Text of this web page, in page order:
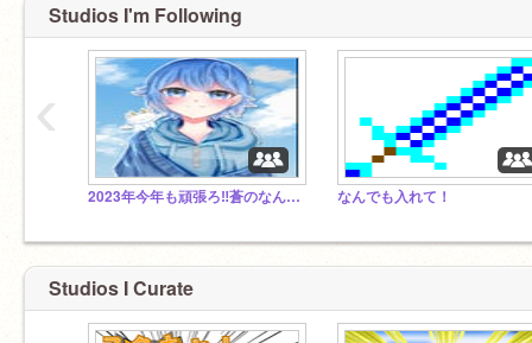
Studios I'm Following
2023年今年も頑張ろ‼︎蒼のなんでもスタジオ何が何でも雑談実況⁉︎ なんでも入れて！
‹
Studios I Curate